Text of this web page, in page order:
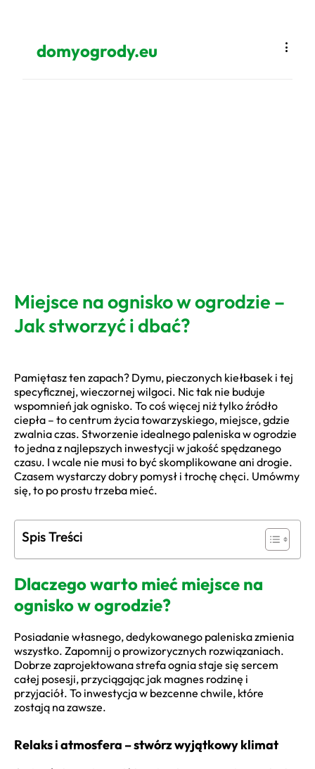
domyogrody.eu
Miejsce na ognisko w ogrodzie –
Jak stworzyć i dbać?
Pamiętasz ten zapach? Dymu, pieczonych kiełbasek i tej
specyficznej, wieczornej wilgoci. Nic tak nie buduje
wspomnień jak ognisko. To coś więcej niż tylko źródło
ciepła – to centrum życia towarzyskiego, miejsce, gdzie
zwalnia czas. Stworzenie idealnego paleniska w ogrodzie
to jedna z najlepszych inwestycji w jakość spędzanego
czasu. I wcale nie musi to być skomplikowane ani drogie.
Czasem wystarczy dobry pomysł i trochę chęci. Umówmy
się, to po prostu trzeba mieć.
Spis Treści
Dlaczego warto mieć miejsce na
ognisko w ogrodzie?
Posiadanie własnego, dedykowanego paleniska zmienia
wszystko. Zapomnij o prowizorycznych rozwiązaniach.
Dobrze zaprojektowana strefa ognia staje się sercem
całej posesji, przyciągając jak magnes rodzinę i
przyjaciół. To inwestycja w bezcenne chwile, które
zostają na zawsze.
Relaks i atmosfera – stwórz wyjątkowy klimat